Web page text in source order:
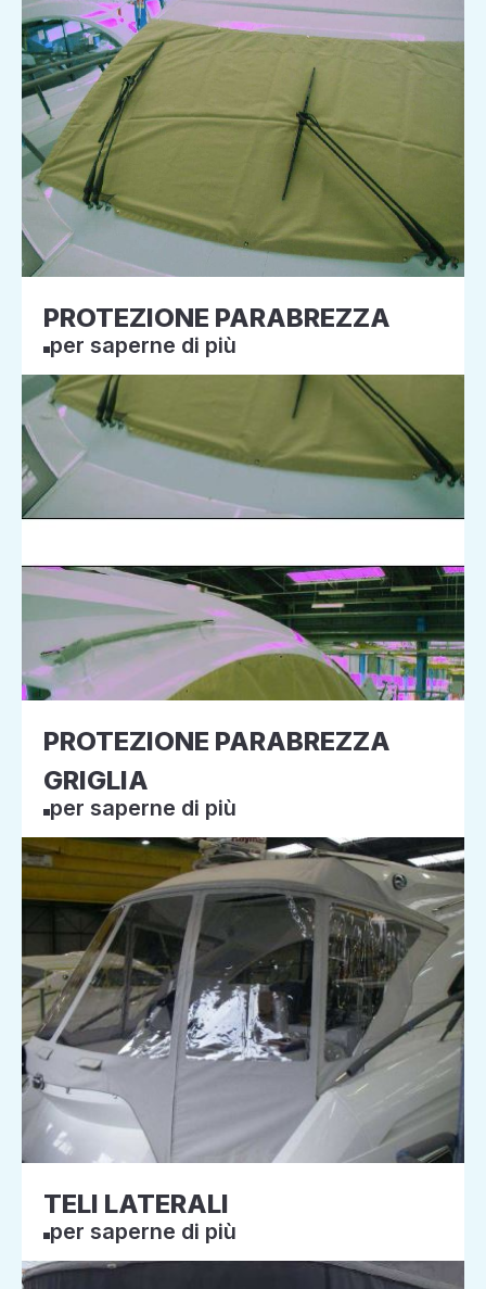
PROTEZIONE PARABREZZA
per saperne di più
PROTEZIONE PARABREZZA
GRIGLIA
per saperne di più
TELI LATERALI
per saperne di più